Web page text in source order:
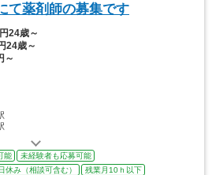
て薬剤師の募集です
24歳～
24歳～
～
能
未経験者も応募可能
休み（相談可含む）
残業月10ｈ以下